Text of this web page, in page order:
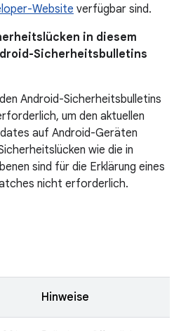
Website verfügbar sind.
in diesem
Sicherheitsbulletins
Android-Sicherheitsbulletins
um den aktuellen
auf Android-Geräten
wie die in
sind für die Erklärung eines
nicht erforderlich.
Hinweise